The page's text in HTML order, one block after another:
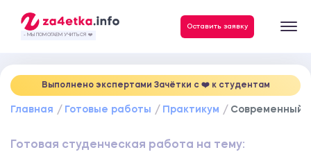
- МЫ ПОМОГАЕМ УЧИТЬСЯ ❤️
Оставить заявку
Выполнено экспертами Зачётки c ❤️ к студентам
Главная Готовые работы Практикум Современный
Готовая студенческая работа на тему: